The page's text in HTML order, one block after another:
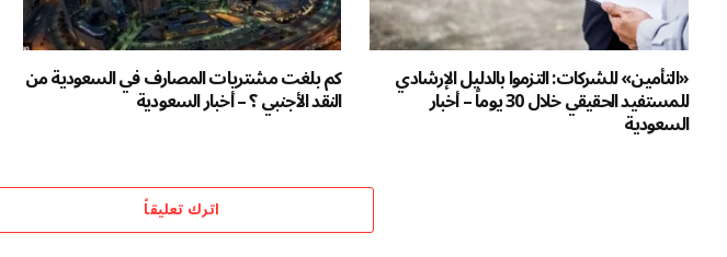
«التأمين» للشركات: التزموا بالدليل الإرشادي
للمستفيد الحقيقي خلال 30 يوماً – أخبار
السعودية
كم بلغت مشتريات المصارف في السعودية من
النقد الأجنبي ؟ – أخبار السعودية
اترك تعليقاً